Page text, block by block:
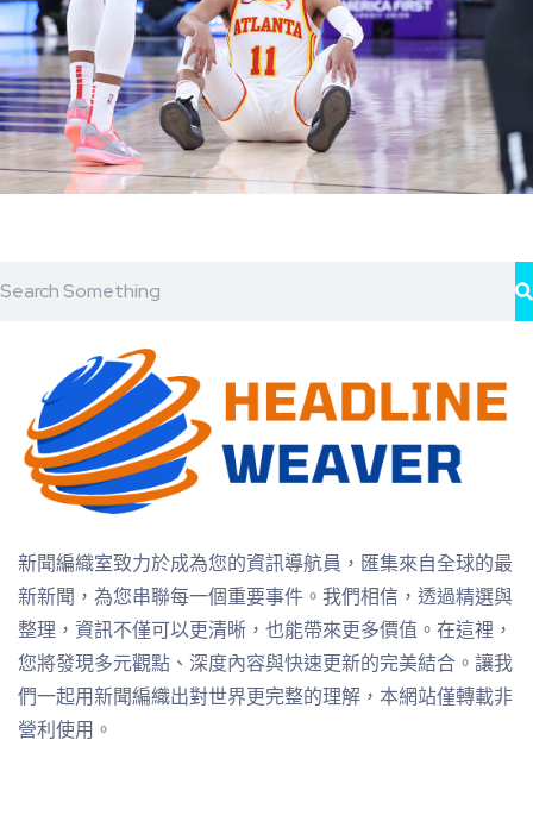
新聞編織室致力於成為您的資訊導航員，匯集來自全球的最
新新聞，為您串聯每一個重要事件。我們相信，透過精選與
整理，資訊不僅可以更清晰，也能帶來更多價值。在這裡，
您將發現多元觀點、深度內容與快速更新的完美結合。讓我
們一起用新聞編織出對世界更完整的理解，本網站僅轉載非
營利使用。